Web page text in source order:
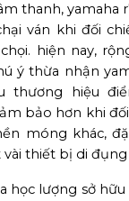
thanh, yamaha
ván khi đối
hiện nay,
ý thừa nhận
thương hiệu
bảo hơn khi
móng khác,
thiết bị di đụng
học lượng sở